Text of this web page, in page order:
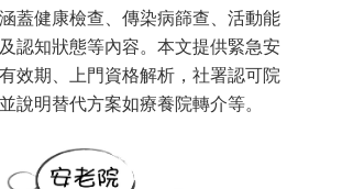
蓋健康檢查、傳染病篩查、活動能
認知狀態等內容。本文提供緊急安
效期、上門資格解析，社署認可院
說明替代方案如療養院轉介等。